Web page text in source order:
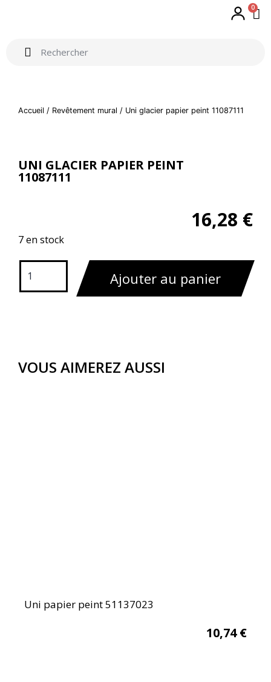
0
Accueil / Revêtement mural / Uni glacier papier peint 11087111
UNI GLACIER PAPIER PEINT
11087111
16,28 €
7 en stock
Ajouter au panier
VOUS AIMEREZ AUSSI
Uni papier peint 51137023
10,74€